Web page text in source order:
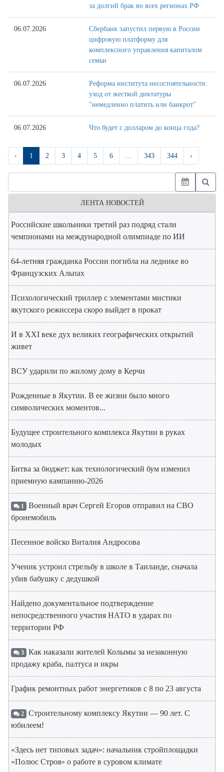
за долгий брак во всех регионах РФ
06.07.2026
Сбербанк запустил первую в России
цифровую платформу для
комплексного управления капиталом
семьи
06.07.2026
Реформа института несостоятельности:
уход от жесткой диктатуры
"немедленно платить или банкрот"
06.07.2026 Что будет с долларом до конца года?
‹ 1 2 3 4 5 6 ... 343 344 ›
ЛЕНТА НОВОСТЕЙ
Российские школьники третий раз подряд стали
чемпионами на международной олимпиаде по ИИ
64-летняя гражданка России погибла на леднике во
Французских Альпах
Психологический триллер с элементами мистики
якутского режиссера скоро выйдет в прокат
И в XXI веке дух великих географических открытий
живет
ВСУ ударили по жилому дому в Керчи
Рожденные в Якутии. В ее жизни было много
символических моментов...
Будущее строительного комплекса Якутии в руках
молодых
Битва за бюджет: как технологический бум изменил
приемную кампанию-2026
1 Военный врач Сергей Егоров отправил на СВО
бронемобиль
Песенное войско Виталия Андросова
Ученик устроил стрельбу в школе в Таиланде, сначала
убив бабушку с дедушкой
Найдено документальное подтверждение
непосредственного участия НАТО в ударах по
территории РФ
3 Как наказали жителей Колымы за незаконную
продажу краба, палтуса и икры
График ремонтных работ энергетиков с 8 по 23 августа
2 Строительному комплексу Якутии — 90 лет. С
юбилеем!
«Здесь нет типовых задач»: начальник стройплощадки
«Полюс Строя» о работе в суровом климате